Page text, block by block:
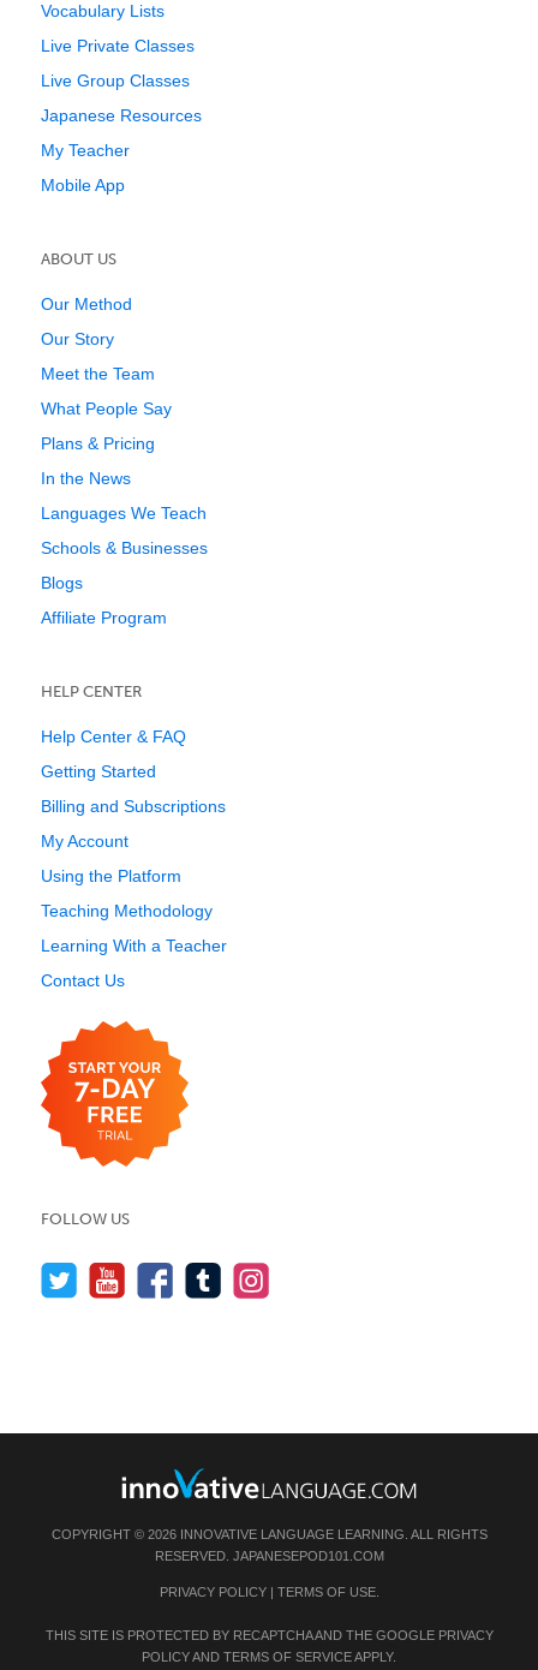
Vocabulary Lists
Live Private Classes
Live Group Classes
Japanese Resources
My Teacher
Mobile App
ABOUT US
Our Method
Our Story
Meet the Team
What People Say
Plans & Pricing
In the News
Languages We Teach
Schools & Businesses
Blogs
Affiliate Program
HELP CENTER
Help Center & FAQ
Getting Started
Billing and Subscriptions
My Account
Using the Platform
Teaching Methodology
Learning With a Teacher
Contact Us
FOLLOW US
COPYRIGHT © 2026 INNOVATIVE LANGUAGE LEARNING. ALL RIGHTS
RESERVED. JAPANESEPOD101.COM
PRIVACY POLICY| TERMS OF USE.
THIS SITE IS PROTECTED BY RECAPTCHA AND THE GOOGLE PRIVACY
POLICYAND TERMS OF SERVICEAPPLY.